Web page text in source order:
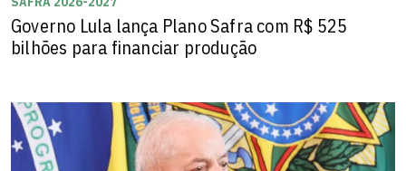
Governo Lula lança Plano Safra com R$ 525
bilhões para financiar produção